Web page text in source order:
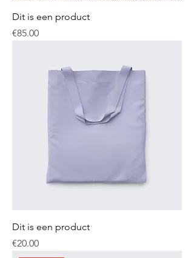
Dit is een product
Price
€85.00
Dit is een product
Price
€20.00